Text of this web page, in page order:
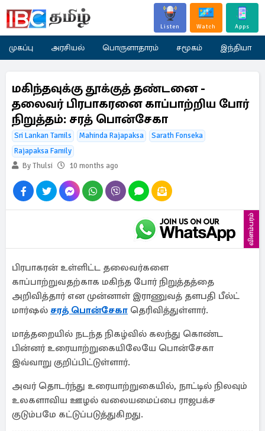
Listen Watch Apps
முகப்பு அரசியல் பொருளாதாரம் சமூகம் இந்தியா
மகிந்தவுக்கு தூக்குத் தண்டனை -
தலைவர் பிரபாகரனை காப்பாற்றிய போர்
நிறுத்தம்: சரத் பொன்சேகா
Sri Lankan Tamils Mahinda Rajapaksa
Sarath Fonseka
Rajapaksa Family
By Thulsi
10 months ago
விளம்பரம்
பிரபாகரன் உள்ளிட்ட தலைவர்களை
காப்பாற்றுவதற்காக மகிந்த போர் நிறுத்தத்தை
அறிவித்தார் என முன்னாள் இராணுவத் தளபதி பீல்ட்
மார்ஷல் சரத் பொன்சேகா தெரிவித்துள்ளார்.
மாத்தறையில் நடந்த நிகழ்வில் கலந்து கொண்ட
பின்னர் உரையாற்றுகையிலேயே பொன்சேகா
இவ்வாறு குறிப்பிட்டுள்ளார்.
அவர் தொடர்ந்து உரையாற்றுகையில், நாட்டில் நிலவும்
உலகளாவிய ஊழல் வலையமைப்பை ராஜபக்ச
குடும்பமே கட்டுப்படுத்துகிறது.